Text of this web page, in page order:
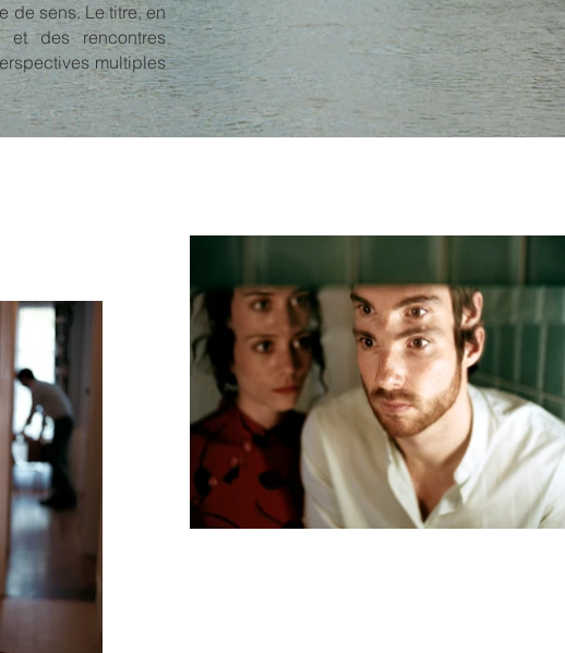
de sens. Le titre, en
et des rencontres
multiples